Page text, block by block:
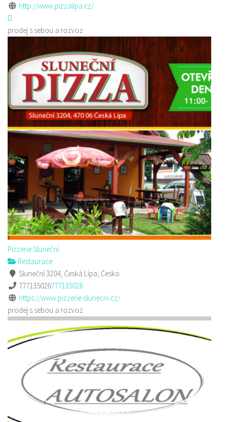
http://www.pizzalipa.cz/
prodej s sebou a rozvoz
Pizzerie Sluneční
Restaurace
Sluneční 3204, Česká Lípa, Česko
777135026777135026
https://www.pizzerie-slunecni.cz/
prodej s sebou a rozvoz